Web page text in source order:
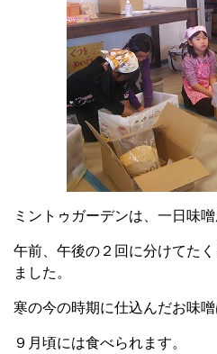
ミントゥガーデンは、一日味
午前、午後の２回に分けてた
ました。
寒の今の時期に仕込んだお味噌
９月頃には食べられます。